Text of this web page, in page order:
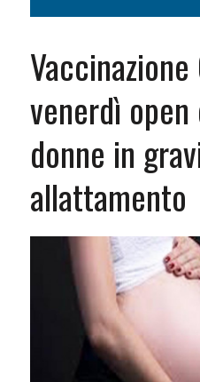
Vaccinazione
venerdì
donne in
allattamento